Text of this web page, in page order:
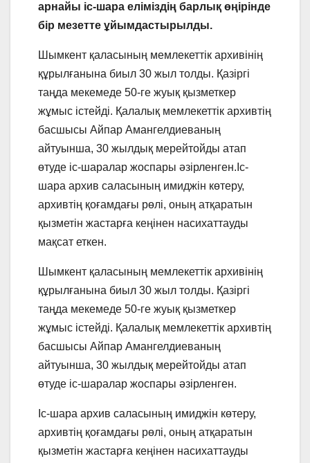
арнайы іс-шара еліміздің барлық өңірінде
бір мезетте ұйымдастырылды.
Шымкент қаласының мемлекеттік архивінің
құрылғанына биыл 30 жыл толды. Қазіргі
таңда мекемеде 50-ге жуық қызметкер
жұмыс істейді. Қалалық мемлекеттік архивтің
басшысы Айпар Амангелдиеваның
айтуынша, 30 жылдық мерейтойды атап
өтуде іс-шаралар жоспары әзірленген.Іс-
шара архив саласының имиджін көтеру,
архивтің қоғамдағы рөлі, оның атқаратын
қызметін жастарға кеңінен насихаттауды
мақсат еткен.
Шымкент қаласының мемлекеттік архивінің
құрылғанына биыл 30 жыл толды. Қазіргі
таңда мекемеде 50-ге жуық қызметкер
жұмыс істейді. Қалалық мемлекеттік архивтің
басшысы Айпар Амангелдиеваның
айтуынша, 30 жылдық мерейтойды атап
өтуде іс-шаралар жоспары әзірленген.
Іс-шара архив саласының имиджін көтеру,
архивтің қоғамдағы рөлі, оның атқаратын
қызметін жастарға кеңінен насихаттауды